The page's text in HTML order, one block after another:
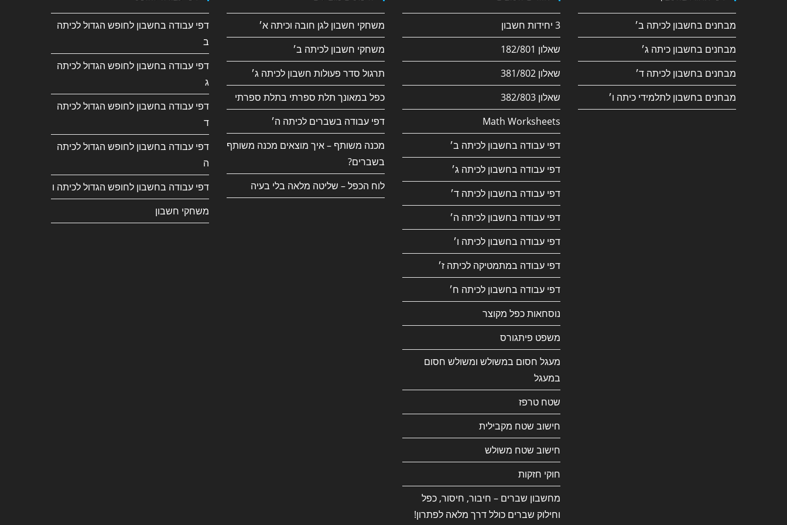
מבחנים בחשבון לכיתה ב׳
מבחנים בחשבון כיתה ג׳
מבחנים בחשבון לכיתה ד׳
מבחנים בחשבון לתלמידי כיתה ו׳
3 יחידות חשבון
שאלון 182/801
שאלון 381/802
שאלון 382/803
Math Worksheets
דפי עבודה בחשבון לכיתה ב׳
דפי עבודה בחשבון לכיתה ג׳
דפי עבודה בחשבון לכיתה ד׳
דפי עבודה בחשבון לכיתה ה׳
דפי עבודה בחשבון לכיתה ו׳
דפי עבודה במתמטיקה לכיתה ז׳
דפי עבודה בחשבון לכיתה ח׳
נוסחאות כפל מקוצר
משפט פיתגורס
מעגל חסום במשולש ומשולש חסום
במעגל
שטח טרפז
חישוב שטח מקבילית
חישוב שטח משולש
חוקי חזקות
מחשבון שברים – חיבור, חיסור, כפל
וחילוק שברים כולל דרך מלאה לפתרון!
משחקי חשבון לגן חובה וכיתה א׳
משחקי חשבון לכיתה ב׳
תרגול סדר פעולות חשבון לכיתה ג׳
כפל במאונך תלת ספרתי בתלת ספרתי
דפי עבודה בשברים לכיתה ה׳
מכנה משותף – איך מוצאים מכנה משותף
בשברים?
לוח הכפל – שליטה מלאה בלי בעיה
דפי עבודה בחשבון לחופש הגדול לכיתה
ב
דפי עבודה בחשבון לחופש הגדול לכיתה
ג
דפי עבודה בחשבון לחופש הגדול לכיתה
ד
דפי עבודה בחשבון לחופש הגדול לכיתה
ה
דפי עבודה בחשבון לחופש הגדול לכיתה ו
משחקי חשבון